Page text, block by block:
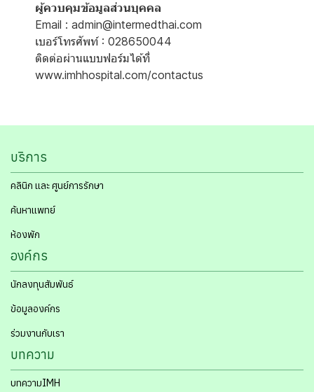
ผู้ควบคุมข้อมูลส่วนบุคคล
Email : admin@intermedthai.com
เบอร์โทรศัพท์ : 028650044
ติดต่อผ่านแบบฟอร์มได้ที่
www.imhhospital.com/contactus
บริการ
คลินิก และ ศูนย์การรักษา
ค้นหาแพทย์
ห้องพัก
องค์กร
นักลงทุนสัมพันธ์
ข้อมูลองค์กร
ร่วมงานกับเรา
บทความ
บทความIMH